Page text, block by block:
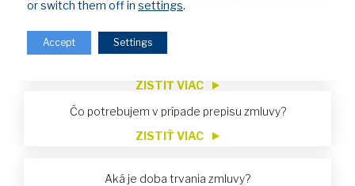
Bol som obmedzený z dôvodu neuhradenia faktúr.
ZISTIŤ VIAC
Čo potrebujem v prípade prepisu zmluvy?
ZISTIŤ VIAC
Aká je doba trvania zmluvy?
or switch them off in settings
Accept Settings